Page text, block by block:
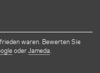
waren. Bewerten Sie
oderJameda